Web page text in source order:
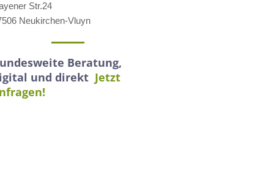
Str.24
Neukirchen-Vluyn
Beratung,
und direkt Jetzt